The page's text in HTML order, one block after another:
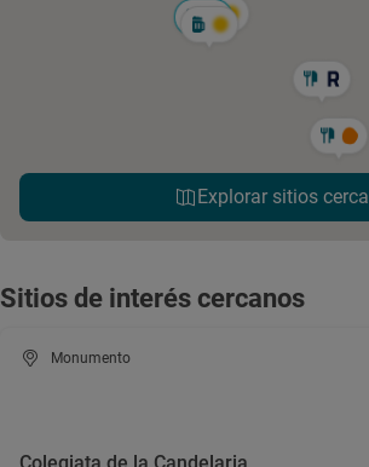
Explorar sitios cerca
Sitios de interés cercanos
Monumento